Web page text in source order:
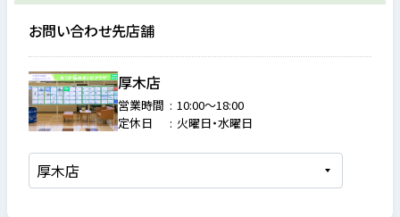
お問い合わせ先店舗
厚木店
営業時間
10:00～18:00
定休日
火曜日・水曜日